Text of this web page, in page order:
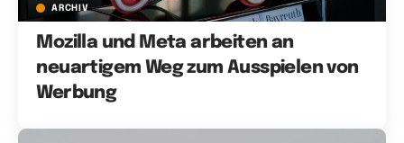
ARCHIV
Mozilla und Meta arbeiten an
neuartigem Weg zum Ausspielen von
Werbung